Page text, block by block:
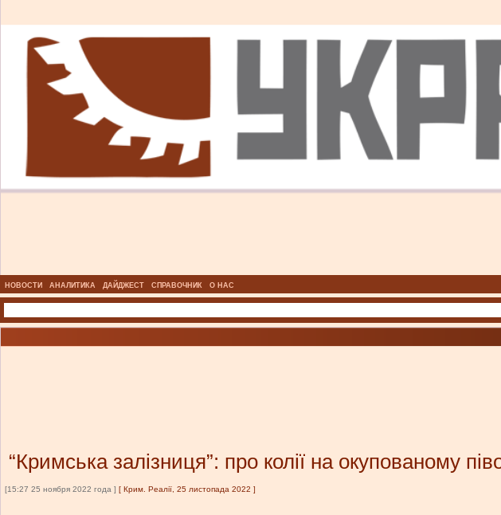
НОВОСТИ АНАЛИТИКА ДАЙДЖЕСТ СПРАВОЧНИК О НАС
“Кримська залізниця”: про колії на окупованому
[15:27 25 ноября 2022 года ] [ Крим. Реалії, 25 листопада 2022 ]